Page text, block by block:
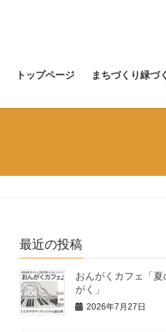
トップページ まちづくり緑づ
最近の投稿
おんがくカフェ「
がく」
2026年7月27日